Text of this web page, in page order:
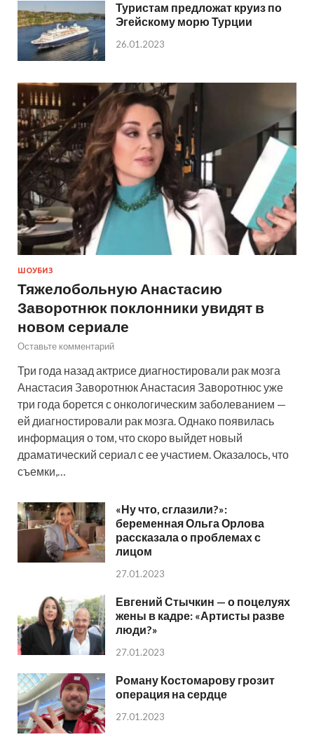
Туристам предложат круиз по
Эгейскому морю Турции
26.01.2023
ШОУБИЗ
Тяжелобольную Анастасию
Заворотнюк поклонники увидят в
новом сериале
Оставьте комментарий
Три года назад актрисе диагностировали рак мозга
Анастасия Заворотнюк Анастасия Заворотнюс уже
три года борется с онкологическим заболеванием —
ей диагностировали рак мозга. Однако появилась
информация о том, что скоро выйдет новый
драматический сериал с ее участием. Оказалось, что
съемки,…
«Ну что, сглазили?»:
беременная Ольга Орлова
рассказала о проблемах с
лицом
27.01.2023
Евгений Стычкин — о поцелуях
жены в кадре: «Артисты разве
люди?»
27.01.2023
Роману Костомарову грозит
операция на сердце
27.01.2023